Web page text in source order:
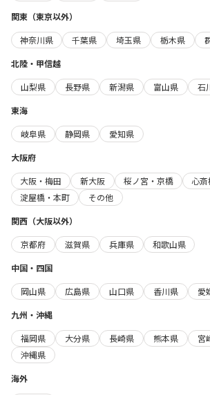
関東（東京以外）
神奈川県
千葉県 埼玉県 栃木県
北陸・甲信越
山梨県
長野県 新潟県 富山県
石
東海
岐阜県
静岡県
愛知県
大阪府
大阪・梅田
新大阪 桜ノ宮・京橋
心斎
淀屋橋・本町
その他
関西（大阪以外）
京都府
滋賀県 兵庫県
和歌山県
中国・四国
岡山県
広島県 山口県 香川県
愛
九州・沖縄
福岡県
大分県 長崎県 熊本県 宮
沖縄県
海外